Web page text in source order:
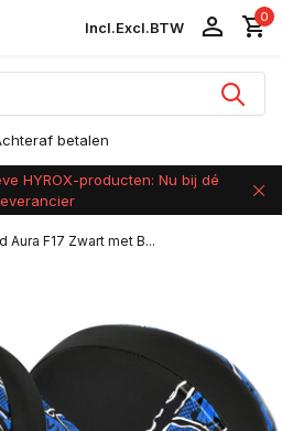
Incl.Excl.BTW
0
betalen
HYROX-producten: Nu bij dé
Aura F17 Zwart met B...